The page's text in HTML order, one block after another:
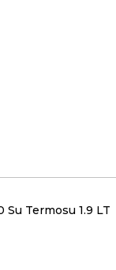
Termosu 1.9 LT